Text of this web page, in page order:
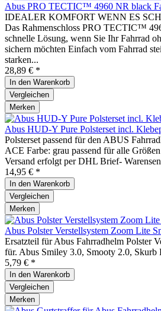
Abus PRO TECTIC™ 4960 NR black
IDEALER KOMFORT WENN ES
Das Rahmenschloss PRO TECTIC™
schnelle Lösung, wenn Sie Ihr Fahrrad
sichern möchten Einfach vom Fahrrad
starken...
28,89 € *
In den Warenkorb
Vergleichen
Merken
Abus HUD-Y Pure Polsterset incl.
Polsterset passend für den ABUS
ACE Farbe: grau passend für alle
Versand erfolgt per DHL Brief-
14,95 € *
In den Warenkorb
Vergleichen
Merken
Abus Polster Verstellsystem Zoom Lite
Ersatzteil für Abus Fahrradhelm Polster
für. Abus Smiley 3.0, Smooty 2.0, Skurb
5,79 € *
In den Warenkorb
Vergleichen
Merken